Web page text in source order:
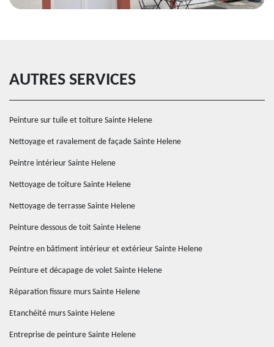
AUTRES SERVICES
Peinture sur tuile et toiture Sainte Helene
Nettoyage et ravalement de façade Sainte Helene
Peintre intérieur Sainte Helene
Nettoyage de toiture Sainte Helene
Nettoyage de terrasse Sainte Helene
Peinture dessous de toit Sainte Helene
Peintre en bâtiment intérieur et extérieur Sainte Helene
Peinture et décapage de volet Sainte Helene
Réparation fissure murs Sainte Helene
Etanchéité murs Sainte Helene
Entreprise de peinture Sainte Helene